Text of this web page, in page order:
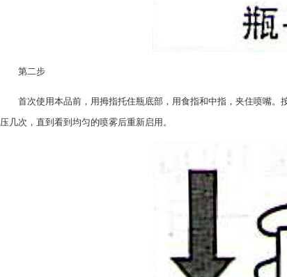
第二步
首次使用本品前，用拇指托住瓶底部，用食指和中指，夹住喷嘴
压几次，直到看到均匀的喷雾后重新启用。